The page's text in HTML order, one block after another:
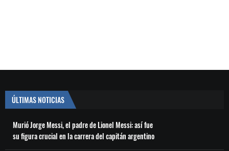
ÚLTIMAS NOTICIAS
Murió Jorge Messi, el padre de Lionel Messi: así fue
su figura crucial en la carrera del capitán argentino